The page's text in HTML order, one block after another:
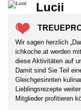
Lucii
Wir sagen herzlich
ichkoche.at werden
diese Aktivitäten auf
Damit sind Sie Teil
Gleichgesinnten
Lieblingsrezepte
Mitglieder profitieren